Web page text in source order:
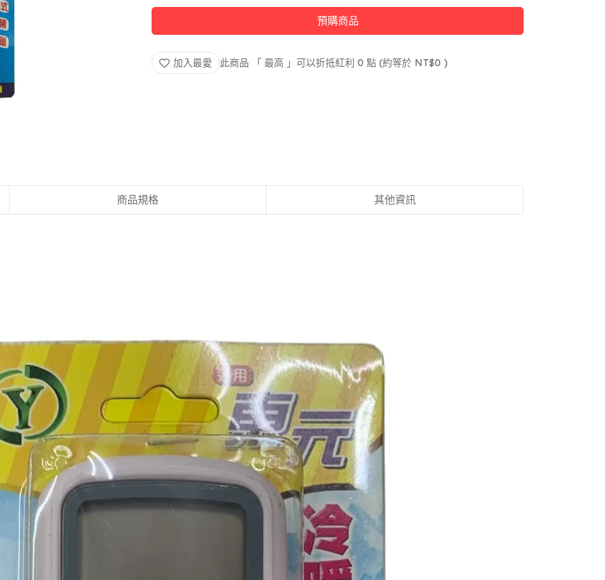
預購商品
加入最愛 此商品 「 最高 」可以折抵紅利 0 點 (約等於 NT$0 )
商品規格 其他資訊